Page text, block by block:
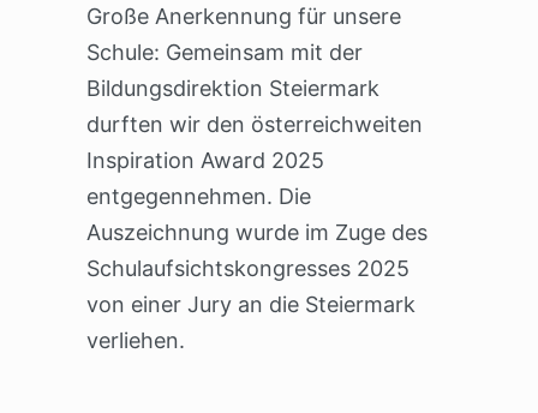
Große Anerkennung für unsere
Schule: Gemeinsam mit der
Bildungsdirektion Steiermark
durften wir den österreichweiten
Inspiration Award 2025
entgegennehmen. Die
Auszeichnung wurde im Zuge des
Schulaufsichtskongresses 2025
von einer Jury an die Steiermark
verliehen.